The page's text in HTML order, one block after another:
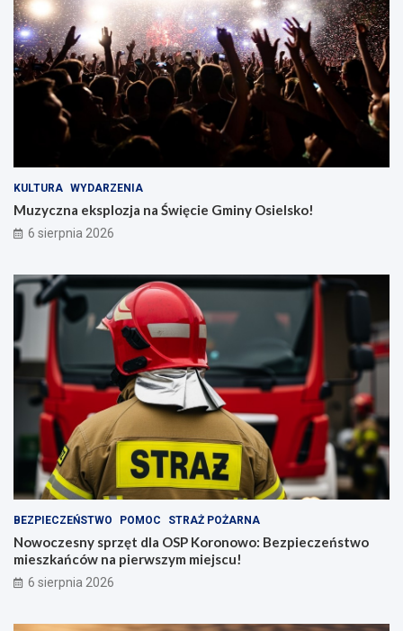
KULTURA WYDARZENIA
Muzyczna eksplozja na Święcie Gminy Osielsko!
6 sierpnia 2026
BEZPIECZEŃSTWO POMOC STRAŻ POŻARNA
Nowoczesny sprzęt dla OSP Koronowo: Bezpieczeństwo
mieszkańców na pierwszym miejscu!
6 sierpnia 2026